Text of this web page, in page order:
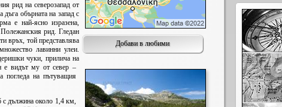
Добави в любими
рид на северозапад от
дъга обърната на запад с
е най-ясно изразена,
рид. Гледан
връх, той представлява
лавинни улеи.
чуки, прилича на
е видът му от север –
погледа на пътуващия
с дължина около 1,4 км,